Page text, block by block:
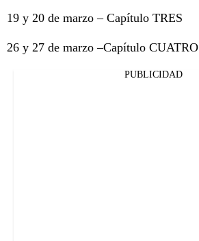
19 y 20 de marzo – Capítulo TRES
26 y 27 de marzo –Capítulo CUATRO
PUBLICIDAD